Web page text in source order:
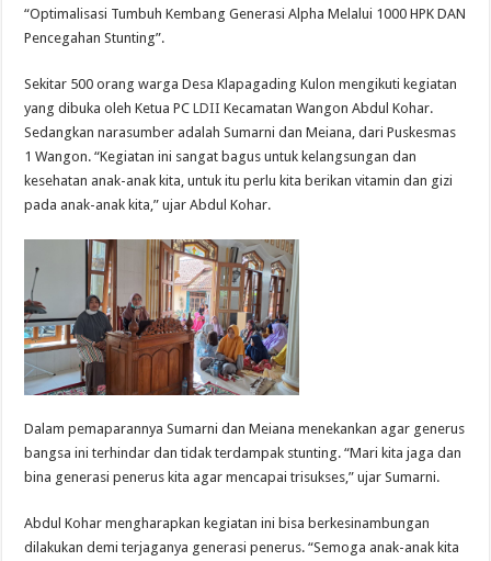
“Optimalisasi Tumbuh Kembang Generasi Alpha Melalui 1000 HPK DAN
Pencegahan Stunting”.
Sekitar 500 orang warga Desa Klapagading Kulon mengikuti kegiatan
yang dibuka oleh Ketua PCLDII Kecamatan Wangon Abdul Kohar.
Sedangkan narasumber adalah Sumarni dan Meiana, dari Puskesmas
1 Wangon. “Kegiatan ini sangat bagus untuk kelangsungan dan
kesehatan anak-anak kita, untuk itu perlu kita berikan vitamin dan gizi
pada anak-anak kita,” ujar Abdul Kohar.
Dalam pemaparannya Sumarni dan Meiana menekankan agar generus
bangsa ini terhindar dan tidak terdampak stunting. “Mari kita jaga dan
bina generasi penerus kita agar mencapai trisukses,” ujar Sumarni.
Abdul Kohar mengharapkan kegiatan ini bisa berkesinambungan
dilakukan demi terjaganya generasi penerus. “Semoga anak-anak kita